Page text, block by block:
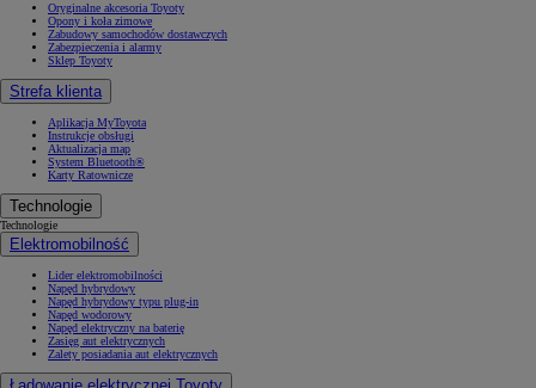
Oryginalne akcesoria Toyoty
Opony i koła zimowe
Zabudowy samochodów dostawczych
Zabezpieczenia i alarmy
Sklep Toyoty
Strefa klienta
Aplikacja MyToyota
Instrukcje obsługi
Aktualizacja map
System Bluetooth®
Karty Ratownicze
Technologie
Technologie
Elektromobilność
Lider elektromobilności
Napęd hybrydowy
Napęd hybrydowy typu plug-in
Napęd wodorowy
Napęd elektryczny na baterię
Zasięg aut elektrycznych
Zalety posiadania aut elektrycznych